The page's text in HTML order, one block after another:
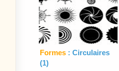
Formes : Circulaires
(1)